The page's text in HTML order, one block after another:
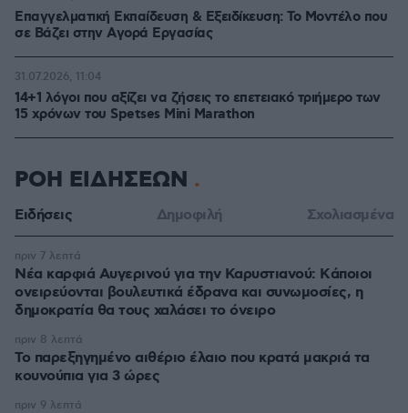
Επαγγελματική Εκπαίδευση & Εξειδίκευση: Το Mοντέλο που
σε Bάζει στην Aγορά Eργασίας
14+1 λόγοι που αξίζει να ζήσεις το επετειακό τριήμερο των
15 χρόνων του Spetses Mini Marathon
31.07.2026, 11:04
ΡΟΗ ΕΙΔΗΣΕΩΝ
Ειδήσεις Δημοφιλή Σχολιασμένα
Νέα καρφιά Αυγερινού για την Καρυστιανού: Kάποιοι
ονειρεύονται βουλευτικά έδρανα και συνωμοσίες, η
δημοκρατία θα τους χαλάσει το όνειρο
πριν 7 λεπτά
Το παρεξηγημένο αιθέριο έλαιο που κρατά μακριά τα
κουνούπια για 3 ώρες
πριν 8 λεπτά
πριν 9 λεπτά